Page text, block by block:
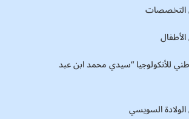
للأنكولوجيا “سيدي محمد ابن عبد
السويسي